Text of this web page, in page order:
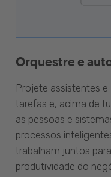
Orquestre e
Projete assistentes
tarefas e, acima de
as pessoas e
processos
trabalham juntos
produtividade do